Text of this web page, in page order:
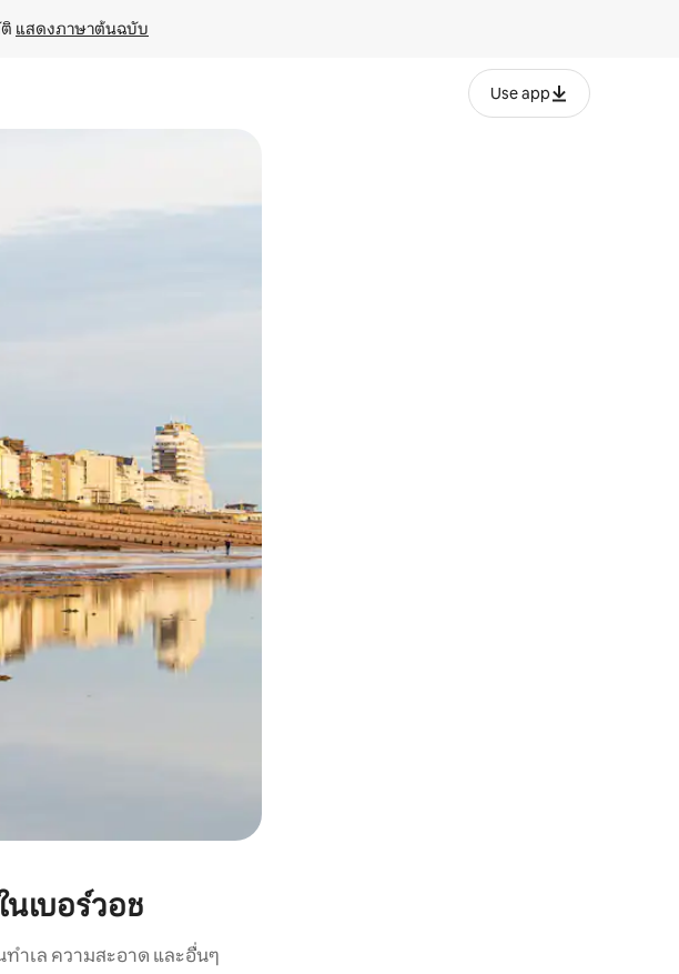
แสดงภาษาต้นฉบับ
Use app
เบอร์วอช
ำเล ความสะอาด และอื่นๆ